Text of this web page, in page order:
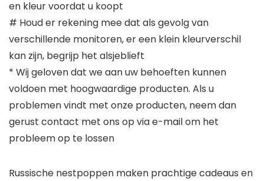
en kleur voordat u koopt
# Houd er rekening mee dat als gevolg van
verschillende monitoren, er een klein kleurverschil
kan zijn, begrijp het alsjeblieft
* Wij geloven dat we aan uw behoeften kunnen
voldoen met hoogwaardige producten. Als u
problemen vindt met onze producten, neem dan
gerust contact met ons op via e-mail om het
probleem op te lossen
Russische nestpoppen maken prachtige cadeaus en